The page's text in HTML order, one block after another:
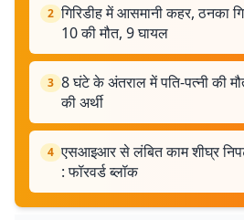
2 गिरिडीह में आसमानी कहर, ठनका
10 की मौत, 9 घायल
3 8 घंटे के अंतराल में पति-पत्नी की
की अर्थी
4 एसआइआर से लंबित काम शीघ्र
: फॉरवर्ड ब्लॉक